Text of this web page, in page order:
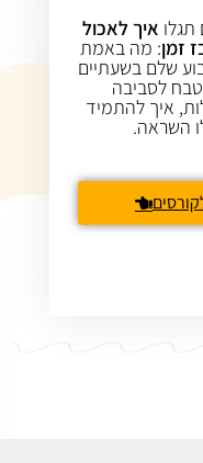
תגלו איך לאכול
זמן: מה באמת
שלם בשעתיים
לסביבה
איך להתמיד
השראה.